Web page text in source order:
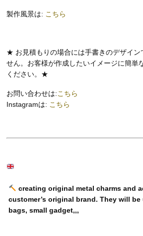
製作風景は: こちら
★ お見積もりの場合には手書きのデザイン
せん。お客様が作成したいイメージに簡単
ください。★
お問い合わせは:こちら
Instagramは: こちら
creating original metal charms and
customer’s original brand. They will
bags, small gadget,,,